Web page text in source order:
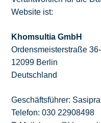
Website ist:
Khomsultia GmbH
Ordensmeisterstraße
12099 Berlin
Deutschland
Geschäftsführer:
Telefon: 030 22908498